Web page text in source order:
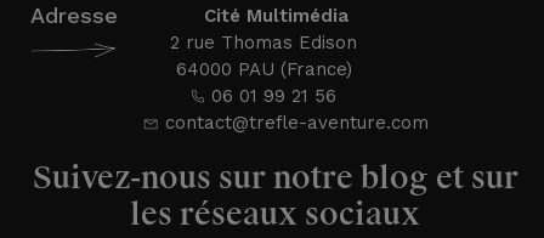
Adresse
Cité Multimédia
2 rue Thomas Edison
64000 PAU (France)
06 01 99 21 56
contact@trefle-aventure.com
Suivez-nous sur notre blog et sur
les réseaux sociaux